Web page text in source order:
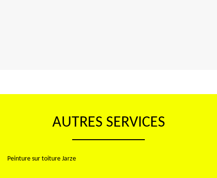
AUTRES SERVICES
Peinture sur toiture Jarze